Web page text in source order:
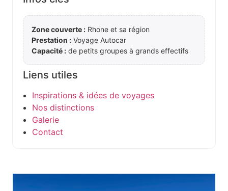
Zone couverte : Rhone et sa région
Prestation : Voyage Autocar
Capacité : de petits groupes à grands effectifs
Liens utiles
Inspirations & idées de voyages
Nos distinctions
Galerie
Contact